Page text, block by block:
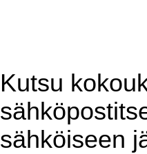
Kutsu
sähköiseen